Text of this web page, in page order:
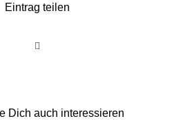
Eintrag teilen
Dich auch interessieren